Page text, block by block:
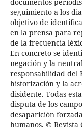
seguimiento a los
objetivo de
en la prensa para
de la frecuencia
En concreto se
negación y la
responsabilidad del
historización y la
disidente. Todas
disputa de los
desaparición
humanos. © Revista